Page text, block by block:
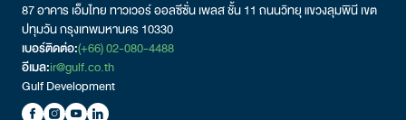
87 อาคาร เอ็มไทย ทาวเวอร์ ออลซีซั่น เพลส ชั้น 11 ถนนวิทยุ แขวงลุมพินี เขต
ปทุมวัน กรุงเทพมหานคร 10330
เบอร์ติดต่อ:(+66) 02-080-4488
อีเมล:ir@gulf.co.th
Gulf Development